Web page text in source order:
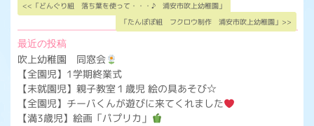
<<「どんぐり組 落ち葉を使って・・・♪ 浦安市吹上幼稚園」
「たんぽぽ組 フクロウ制作 浦安市吹上幼稚園」>>
最近の投稿
吹上幼稚園 同窓会
【全園児】1学期終業式
【未就園児】親子教室１歳児 絵の具あそび☆
【全園児】チーバくんが遊びに来てくれました
【満3歳児】絵画「パプリカ」